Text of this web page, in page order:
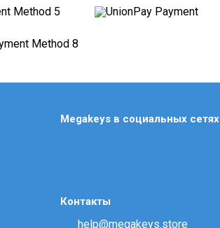
Megakeys в социальных сетях
Контакты
help@megakeys.store